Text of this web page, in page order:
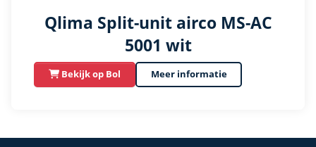
Qlima Split-unit airco MS-AC
5001 wit
Bekijk op Bol Meer informatie